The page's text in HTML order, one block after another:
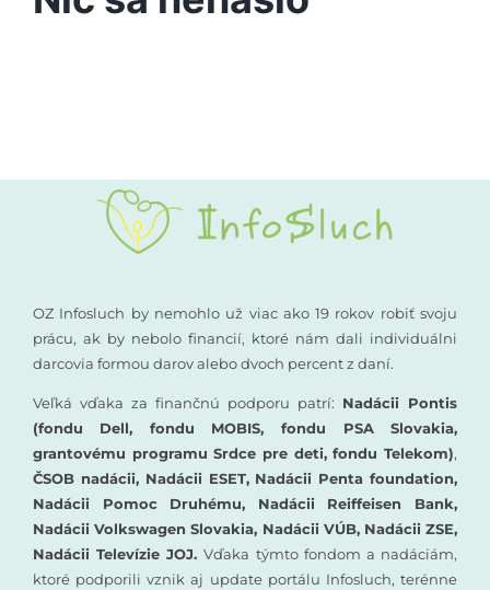
Vyšetrenia sluchu
Rané poradenstvo
Vzdelávanie
OZ Infosluch by nemohlo už viac ako 19 rokov robiť svoju
prácu, ak by nebolo financií, ktoré nám dali individuálni
darcovia formou darov alebo dvoch percent z daní.
Veľká vďaka za finančnú podporu patrí: Nadácii Pontis
(fondu Dell, fondu MOBIS, fondu PSA Slovakia,
grantovému programu Srdce pre deti, fondu Telekom),
ČSOB nadácii, Nadácii ESET, Nadácii Penta foundation,
Nadácii Pomoc Druhému, Nadácii Reiffeisen Bank,
Nadácii Volkswagen Slovakia, Nadácii VÚB, Nadácii ZSE,
Nadácii Televízie JOJ.Vďaka týmto fondom a nadáciám,
ktoré podporili vznik aj update portálu Infosluch, terénne